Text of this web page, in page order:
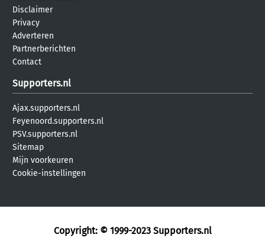
Disclaimer
Privacy
Adverteren
Partnerberichten
Contact
Supporters.nl
Ajax.supporters.nl
Feyenoord.supporters.nl
PSV.supporters.nl
Sitemap
Mijn voorkeuren
Cookie-instellingen
Copyright: © 1999-2023 Supporters.nl